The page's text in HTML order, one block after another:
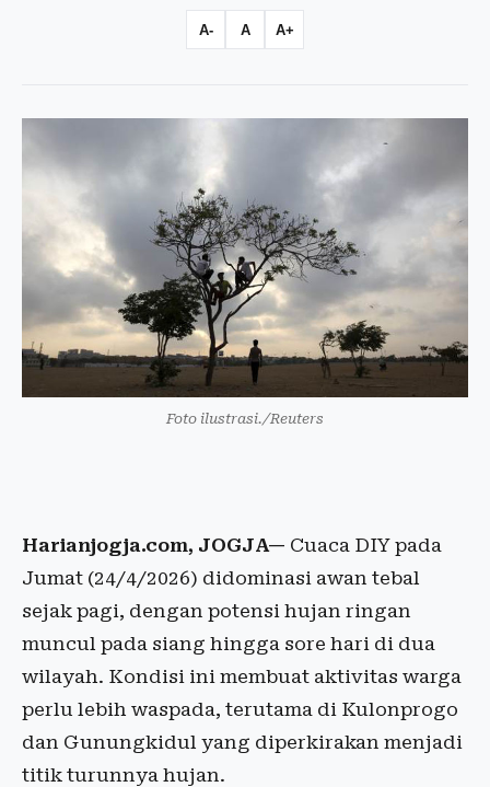
A- A A+
Foto ilustrasi./Reuters
Harianjogja.com, JOGJA— Cuaca DIY pada
Jumat (24/4/2026) didominasi awan tebal
sejak pagi, dengan potensi hujan ringan
muncul pada siang hingga sore hari di dua
wilayah. Kondisi ini membuat aktivitas warga
perlu lebih waspada, terutama di Kulonprogo
dan Gunungkidul yang diperkirakan menjadi
titik turunnya hujan.